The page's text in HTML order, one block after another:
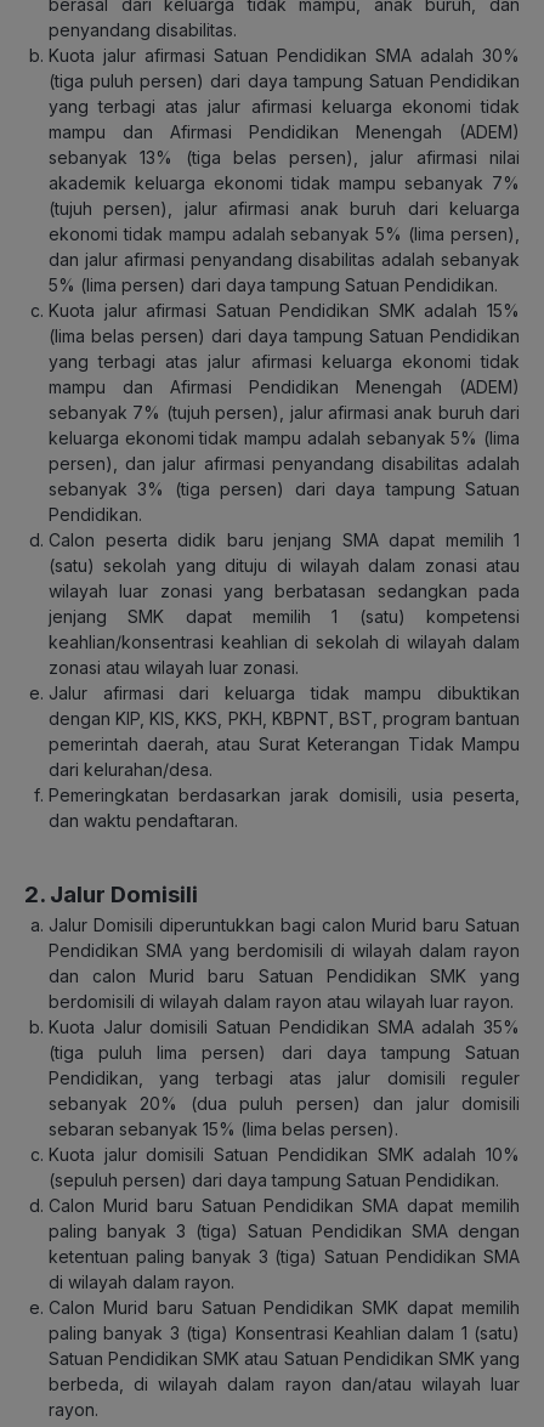
penyandang disabilitas.
Kuota jalur afirmasi Satuan Pendidikan SMA adalah 30%
(tiga puluh persen) dari daya tampung Satuan Pendidikan
yang terbagi atas jalur afirmasi keluarga ekonomi tidak
mampu dan Afirmasi Pendidikan Menengah (ADEM)
sebanyak 13% (tiga belas persen), jalur afirmasi nilai
akademik keluarga ekonomi tidak mampu sebanyak 7%
(tujuh persen), jalur afirmasi anak buruh dari keluarga
ekonomi tidak mampu adalah sebanyak 5% (lima persen),
dan jalur afirmasi penyandang disabilitas adalah sebanyak
5% (lima persen) dari daya tampung Satuan Pendidikan.
Kuota jalur afirmasi Satuan Pendidikan SMK adalah 15%
(lima belas persen) dari daya tampung Satuan Pendidikan
yang terbagi atas jalur afirmasi keluarga ekonomi tidak
mampu dan Afirmasi Pendidikan Menengah (ADEM)
sebanyak 7% (tujuh persen), jalur afirmasi anak buruh dari
keluarga ekonomi tidak mampu adalah sebanyak 5% (lima
persen), dan jalur afirmasi penyandang disabilitas adalah
sebanyak 3% (tiga persen) dari daya tampung Satuan
Pendidikan.
Calon peserta didik baru jenjang SMA dapat memilih 1
(satu) sekolah yang dituju di wilayah dalam zonasi atau
wilayah luar zonasi yang berbatasan sedangkan pada
jenjang SMK dapat memilih 1 (satu) kompetensi
keahlian/konsentrasi keahlian di sekolah di wilayah dalam
zonasi atau wilayah luar zonasi.
Jalur afirmasi dari keluarga tidak mampu dibuktikan
dengan KIP, KIS, KKS, PKH, KBPNT, BST, program bantuan
pemerintah daerah, atau Surat Keterangan Tidak Mampu
dari kelurahan/desa.
Pemeringkatan berdasarkan jarak domisili, usia peserta,
dan waktu pendaftaran.
2. Jalur Domisili
Jalur Domisili diperuntukkan bagi calon Murid baru Satuan
Pendidikan SMA yang berdomisili di wilayah dalam rayon
dan calon Murid baru Satuan Pendidikan SMK yang
berdomisili di wilayah dalam rayon atau wilayah luar rayon.
Kuota Jalur domisili Satuan Pendidikan SMA adalah 35%
(tiga puluh lima persen) dari daya tampung Satuan
Pendidikan, yang terbagi atas jalur domisili reguler
sebanyak 20% (dua puluh persen) dan jalur domisili
sebaran sebanyak 15% (lima belas persen).
Kuota jalur domisili Satuan Pendidikan SMK adalah 10%
(sepuluh persen) dari daya tampung Satuan Pendidikan.
Calon Murid baru Satuan Pendidikan SMA dapat memilih
paling banyak 3 (tiga) Satuan Pendidikan SMA dengan
ketentuan paling banyak 3 (tiga) Satuan Pendidikan SMA
di wilayah dalam rayon.
Calon Murid baru Satuan Pendidikan SMK dapat memilih
paling banyak 3 (tiga) Konsentrasi Keahlian dalam 1 (satu)
Satuan Pendidikan SMK atau Satuan Pendidikan SMK yang
berbeda, di wilayah dalam rayon dan/atau wilayah luar
rayon.